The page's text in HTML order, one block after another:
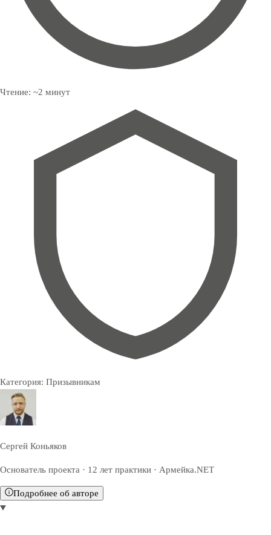
Чтение: ~2 минут
Категория: Призывникам
Сергей Коньяков
Основатель проекта · 12 лет практики · Армейка.NET
Подробнее об авторе